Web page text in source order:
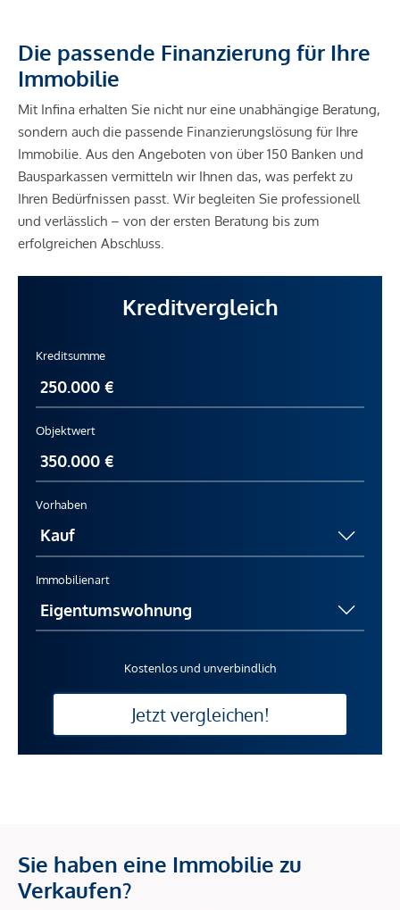
Die passende Finanzierung für Ihre
Immobilie
Mit Infina erhalten Sie nicht nur eine unabhängige Beratung,
sondern auch die passende Finanzierungslösung für Ihre
Immobilie. Aus den Angeboten von über 150 Banken und
Bausparkassen vermitteln wir Ihnen das, was perfekt zu
Ihren Bedürfnissen passt. Wir begleiten Sie professionell
und verlässlich – von der ersten Beratung bis zum
erfolgreichen Abschluss.
Kreditvergleich
Kreditsumme
Objektwert
Vorhaben
Immobilienart
Kostenlos und unverbindlich
Jetzt vergleichen!
Sie haben eine Immobilie zu
Verkaufen?